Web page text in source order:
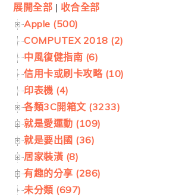
展開全部 | 收合全部
Apple (500)
COMPUTEX 2018 (2)
中風復健指南 (6)
信用卡或刷卡攻略 (10)
印表機 (4)
各類3C開箱文 (3233)
就是愛運動 (109)
就是要出國 (36)
居家裝潢 (8)
有趣的分享 (286)
未分類 (697)